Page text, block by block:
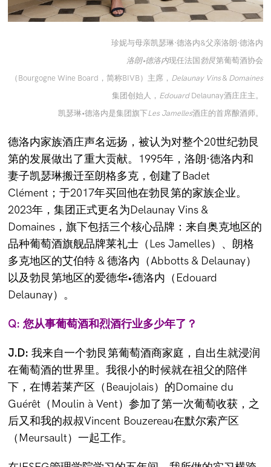
珍妮与母亲凯瑟琳·德洛内&父亲洛朗·德洛内
洛朗•德洛内现任法国 勃艮第葡萄酒协会
（Bourgogne Wine Board，简称BIVB）主席， Delaunay Vins& Domaines
集团创始人， EdouardDelaunay酒庄庄主。
凯瑟琳•德洛内是集团旗下Les Jamelles酒庄的首席酿酒师。
德洛内家族酒庄声名远扬，被认为对整个20世纪勃艮
第的发展做出了重大贡献。1995年，洛朗·德洛内和
妻子凯瑟琳搬迁至朗格多克，创建了Badet
Clément；于2017年买回他在勃艮第的家族企业。
2023年，集团正式更名为Delaunay Vins &
Domaines，旗下包括三个核心品牌：来自奥克地区的
品种葡萄酒旗舰品牌莱礼士（Les Jamelles）、朗格
多克地区的艾伯特 & 德洛內（Abbotts & Delaunay）
以及勃艮第地区的爱德华•德洛内（Edouard
Delaunay）。
Q: 您从事葡萄酒和烈酒行业多少年了？
J.D: 我来自一个勃艮第葡萄酒商家庭，自出生就浸润
在葡萄酒的世界里。我很小的时候就在祖父的陪伴
下，在博若莱产区（Beaujolais）的Domaine du
Guérêt（Moulin à Vent）参加了第一次葡萄收获，之
后又和我的叔叔Vincent Bouzereau在默尔索产区
（Meursault）一起工作。